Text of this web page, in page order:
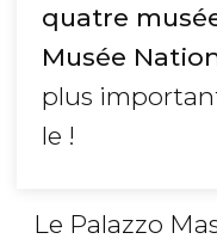
quatre
Musée
plus
le !
Le Palazzo